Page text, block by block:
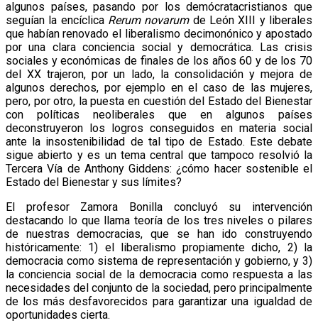
algunos países, pasando por los demócratacristianos que
seguían la encíclica Rerum novarumde León XIII y liberales
que habían renovado el liberalismo decimonónico y apostado
por una clara conciencia social y democrática. Las crisis
sociales y económicas de finales de los años 60 y de los 70
del XX trajeron, por un lado, la consolidación y mejora de
algunos derechos, por ejemplo en el caso de las mujeres,
pero, por otro, la puesta en cuestión del Estado del Bienestar
con políticas neoliberales que en algunos países
deconstruyeron los logros conseguidos en materia social
ante la insostenibilidad de tal tipo de Estado. Este debate
sigue abierto y es un tema central que tampoco resolvió la
Tercera Vía de Anthony Giddens: ¿cómo hacer sostenible el
Estado del Bienestar y sus límites?
El profesor Zamora Bonilla concluyó su intervención
destacando lo que llama teoría de los tres niveles o pilares
de nuestras democracias, que se han ido construyendo
históricamente: 1) el liberalismo propiamente dicho, 2) la
democracia como sistema de representación y gobierno, y 3)
la conciencia social de la democracia como respuesta a las
necesidades del conjunto de la sociedad, pero principalmente
de los más desfavorecidos para garantizar una igualdad de
oportunidades cierta.